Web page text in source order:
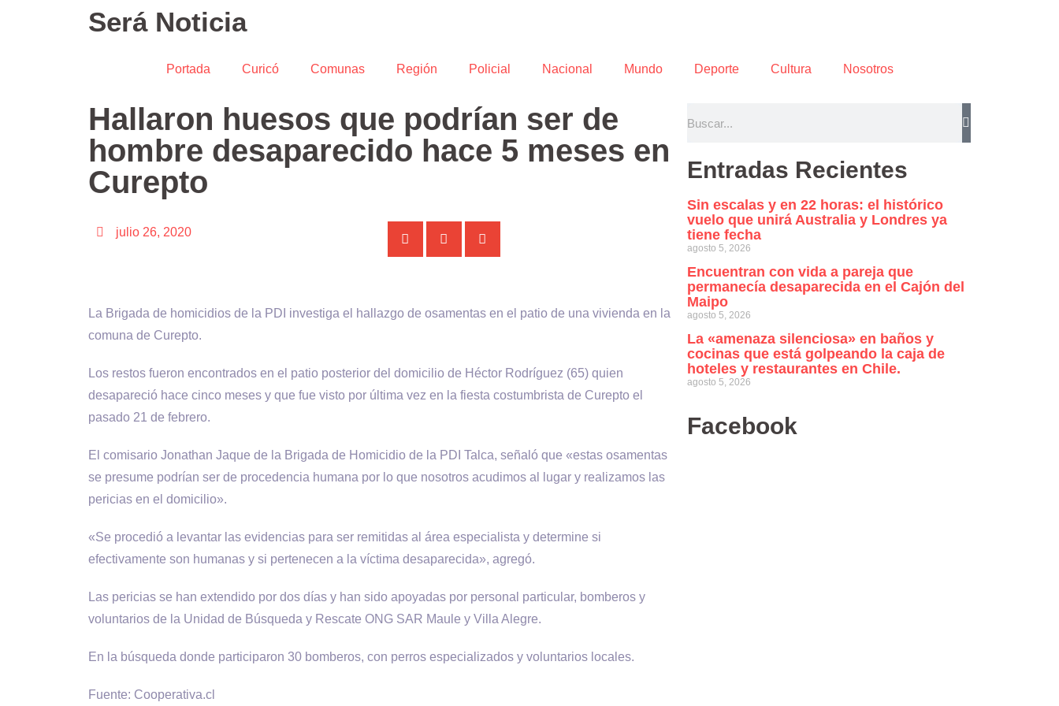
Será Noticia
Portada Curicó Comunas Región Policial Nacional Mundo Deporte Cultura Nosotros
Hallaron huesos que podrían ser de
hombre desaparecido hace 5 meses en
Curepto
julio 26, 2020
La Brigada de homicidios de la PDI investiga el hallazgo de osamentas en el patio de una vivienda en la
comuna de Curepto.
Los restos fueron encontrados en el patio posterior del domicilio de Héctor Rodríguez (65) quien
desapareció hace cinco meses y que fue visto por última vez en la fiesta costumbrista de Curepto el
pasado 21 de febrero.
El comisario Jonathan Jaque de la Brigada de Homicidio de la PDI Talca, señaló que «estas osamentas
se presume podrían ser de procedencia humana por lo que nosotros acudimos al lugar y realizamos las
pericias en el domicilio».
«Se procedió a levantar las evidencias para ser remitidas al área especialista y determine si
efectivamente son humanas y si pertenecen a la víctima desaparecida», agregó.
Las pericias se han extendido por dos días y han sido apoyadas por personal particular, bomberos y
voluntarios de la Unidad de Búsqueda y Rescate ONG SAR Maule y Villa Alegre.
En la búsqueda donde participaron 30 bomberos, con perros especializados y voluntarios locales.
Fuente: Cooperativa.cl
Entradas Recientes
Sin escalas y en 22 horas: el histórico
vuelo que unirá Australia y Londres ya
tiene fecha
agosto 5, 2026
Encuentran con vida a pareja que
permanecía desaparecida en el Cajón del
Maipo
agosto 5, 2026
La «amenaza silenciosa» en baños y
cocinas que está golpeando la caja de
hoteles y restaurantes en Chile.
agosto 5, 2026
Facebook